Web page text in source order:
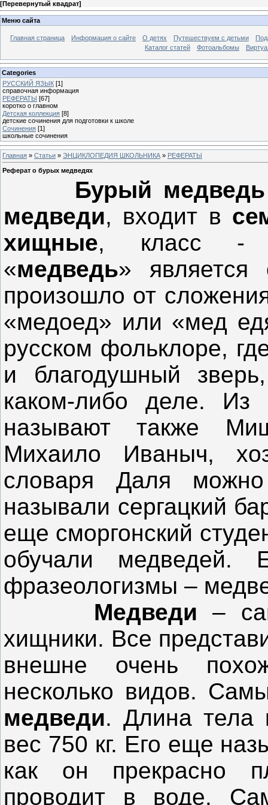
[Перевернутый квадрат]
Меню сайта
Главная страница Информация о сайте О детях Путешествуем с детьми
Каталог статей
Фотоальбомы
Categories
РУССКИЙ ЯЗЫК [1]
справочная информация
РЕФЕРАТЫ [67]
коротко о главном
Детская коллекция [8]
детские сочинения для подготовки к школе
Сочинения [1]
школьные сочинения
Главная » Статьи » ЭНЦИКЛОПЕДИЯ ШКОЛЬНИКА » РЕФЕРАТЫ
Реферат о бурых медведях
Бурый
медведи, входит в
хищные, класс
«медведь» является
произошло от
«медоед» или «мед
русском фольклоре,
и благодушный
каком-либо деле.
называют также
Михаило Иваныч,
словаря Даля
называли сергацкий
еще сморгонский
обучали
фразеологизмы –
Медведи –
хищники. Все
внешне очень
несколько видов.
медведи. Длина тела
вес 750 кг. Его еще
как он прекрасно
проводит в воде.